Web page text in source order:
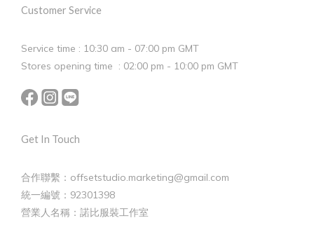
Customer Service
Service time : 10:30 am - 07:00 pm GMT
Stores opening time : 02:00 pm - 10:00 pm GMT
Get In Touch
合作聯繫：offsetstudio.marketing@gmail.com
統一編號：92301398
營業人名稱：諾比服裝工作室